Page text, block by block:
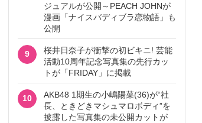
ジュアルが公開～PEACH JOHNが
漫画「ナイスバディブラ恋物語」も
公開
9
桜井日奈子が衝撃の初ビキニ! 芸能
活動10周年記念写真集の先行カッ
トが「FRIDAY」に掲載
10
AKB48 1期生の小嶋陽菜(36)が“社
長、ときどきマシュマロボディ”を
披露した写真集の未公開カットが